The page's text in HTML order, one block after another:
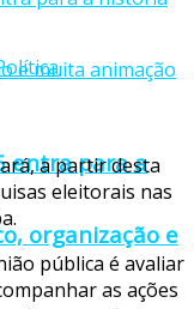
entra para a
organização e
a partir desta
eleitorais nas
pública é avaliar
as ações